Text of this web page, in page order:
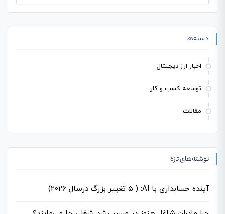
دسته‌ها
اخبار ارز دیجیتال
توسعه کسب و کار
مقالات
نوشته‌های تازه
آینده حسابداری با AI: ( 5 تغییر بزرگ درسال 2026)